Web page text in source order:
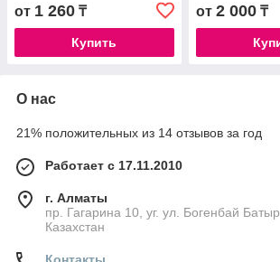
от 1 260 ₸
Купить
от 2 000₸
О нас
21% положительных из 14 отзывов за год
Работает с 17.11.2010
г. Алматы
пр. Гагарина 10, уг. ул. Богенбай
Казахстан
Контакты